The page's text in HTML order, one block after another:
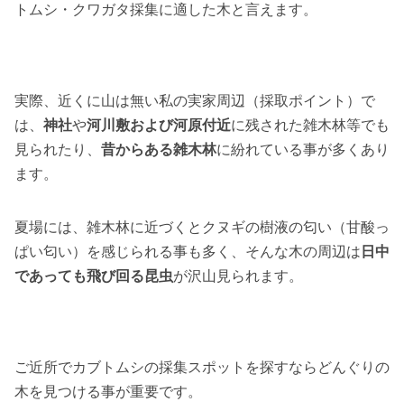
トムシ・クワガタ採集に適した木と言えます。
実際、近くに山は無い私の実家周辺（採取ポイント）で
は、 神社や河川敷および河原付近に残された雑木林等でも
見られたり、 昔からある雑木林に紛れている事が多くあり
ます。
夏場には、雑木林に近づくとクヌギの樹液の匂い（甘酸っ
ぱい匂い）を感じられる事も多く、そんな木の周辺は 日中
であっても飛び回る昆虫が沢山見られます。
ご近所でカブトムシの採集スポットを探すならどんぐりの
木を見つける事が重要です。